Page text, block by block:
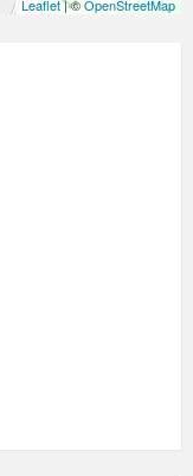
Leaflet| ©OpenStreetMap